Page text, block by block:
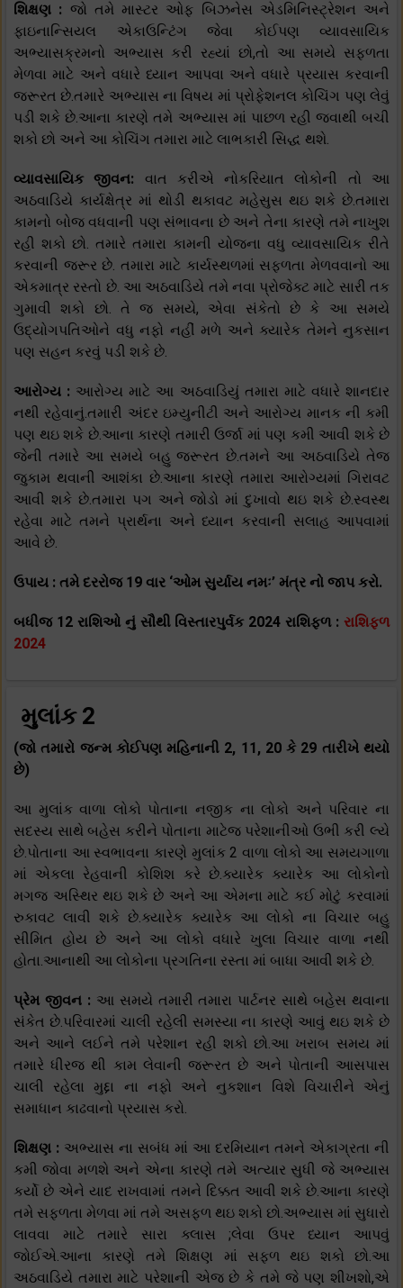
શિક્ષણ : જો તમે માસ્ટર ઓફ બિઝનેસ એડમિનિસ્ટ્રેશન અને
ફાઇનાન્સિયલ એકાઉન્ટિંગ જેવા કોઈપણ વ્યાવસાયિક
અભ્યાસક્રમનો અભ્યાસ કરી રહ્યાં છો,તો આ સમયે સફળતા
મેળવા માટે અને વધારે ધ્યાન આપવા અને વધારે પ્રયાસ કરવાની
જરૂરત છે.તમારે અભ્યાસ ના વિષય માં પ્રોફેશનલ કોચિંગ પણ લેવું
પડી શકે છે.આના કારણે તમે અભ્યાસ માં પાછળ રહી જવાથી બચી
શકો છો અને આ કોચિંગ તમારા માટે લાભકારી સિદ્ધ થશે.
વ્યાવસાયિક જીવન: વાત કરીએ નોકરિયાત લોકોની તો આ
અઠવાડિયે કાર્યક્ષેત્ર માં થોડી થકાવટ મહેસુસ થઇ શકે છે.તમારા
કામનો બોજ વધવાની પણ સંભાવના છે અને તેના કારણે તમે નાખુશ
રહી શકો છો. તમારે તમારા કામની યોજના વધુ વ્યાવસાયિક રીતે
કરવાની જરૂર છે. તમારા માટે કાર્યસ્થળમાં સફળતા મેળવવાનો આ
એકમાત્ર રસ્તો છે. આ અઠવાડિયે તમે નવા પ્રોજેક્ટ માટે સારી તક
ગુમાવી શકો છો. તે જ સમયે, એવા સંકેતો છે કે આ સમયે
ઉદ્યોગપતિઓને વધુ નફો નહીં મળે અને ક્યારેક તેમને નુકસાન
પણ સહન કરવું પડી શકે છે.
આરોગ્ય : આરોગ્ય માટે આ અઠવાડિયું તમારા માટે વધારે શાનદાર
નથી રહેવાનું.તમારી અંદર ઇમ્યુનીટી અને આરોગ્ય માનક ની કમી
પણ થઇ શકે છે.આના કારણે તમારી ઉર્જા માં પણ કમી આવી શકે છે
જેની તમારે આ સમયે બહુ જરૂરત છે.તમને આ અઠવાડિયે તેજ
જુકામ થવાની આશંકા છે.આના કારણે તમારા આરોગ્યમાં ગિરાવટ
આવી શકે છે.તમારા પગ અને જોડો માં દુખાવો થઇ શકે છે.સ્વસ્થ
રહેવા માટે તમને પ્રાર્થના અને ધ્યાન કરવાની સલાહ આપવામાં
આવે છે.
ઉપાય : તમે દરરોજ 19 વાર ‘ઓમ સુર્યાય નમઃ’ મંત્ર નો જાપ કરો.
બધીજ 12 રાશિઓ નું સૌથી વિસ્તારપુર્વક 2024 રાશિફળ : રાશિફળ
2024
મુલાંક 2
(જો તમારો જન્મ કોઈપણ મહિનાની 2, 11, 20 કે 29 તારીખે થયો
છે)
આ મુલાંક વાળા લોકો પોતાના નજીક ના લોકો અને પરિવાર ના
સદસ્ય સાથે બહેસ કરીને પોતાના માટેજ પરેશાનીઓ ઉભી કરી લ્યે
છે.પોતાના આ સ્વભાવના કારણે મુલાંક 2 વાળા લોકો આ સમયગાળા
માં એકલા રેહવાની કોશિશ કરે છે.ક્યારેક ક્યારેક આ લોકોનો
મગજ અસ્થિર થઇ શકે છે અને આ એમના માટે કઈ મોટું કરવામાં
રુકાવટ લાવી શકે છે.ક્યારેક ક્યારેક આ લોકો ના વિચાર બહુ
સીમિત હોય છે અને આ લોકો વધારે ખુલા વિચાર વાળા નથી
હોતા.આનાથી આ લોકોના પ્રગતિના રસ્તા માં બાધા આવી શકે છે.
પ્રેમ જીવન : આ સમયે તમારી તમારા પાર્ટનર સાથે બહેસ થવાના
સંકેત છે.પરિવારમાં ચાલી રહેલી સમસ્યા ના કારણે આવું થઇ શકે છે
અને આને લઈને તમે પરેશાન રહી શકો છો.આ ખરાબ સમય માં
તમારે ધીરજ થી કામ લેવાની જરૂરત છે અને પોતાની આસપાસ
ચાલી રહેલા મુદ્દા ના નફો અને નુકશાન વિશે વિચારીને એનું
સમાધાન કાઢવાનો પ્રયાસ કરો.
શિક્ષણ : અભ્યાસ ના સબંધ માં આ દરમિયાન તમને એકાગ્રતા ની
કમી જોવા મળશે અને એના કારણે તમે અત્યાર સુધી જે અભ્યાસ
કર્યો છે એને યાદ રાખવામાં તમને દિક્કત આવી શકે છે.આના કારણે
તમે સફળતા મેળવા માં તમે અસફળ થઇ શકો છો.અભ્યાસ માં સુધારો
લાવવા માટે તમારે સારા ક્લાસ ;લેવા ઉપર ધ્યાન આપવું
જોઈએ.આના કારણે તમે શિક્ષણ માં સફળ થઇ શકો છો.આ
અઠવાડિયે તમારા માટે પરેશાની એજ છે કે તમે જે પણ શીખશો,એ